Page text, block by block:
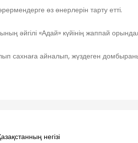
өз өнерлерін тарту етті.
әйгілі «Адай» күйінің жаппай
сахнаға айналып, жүздеген
негізі